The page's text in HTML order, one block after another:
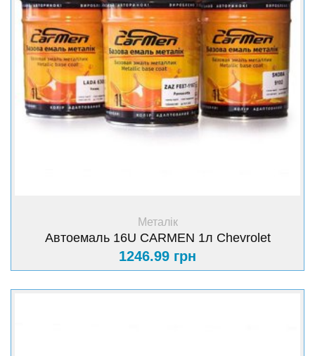
+ Купити
Металік
Автоемаль 16U CARMEN 1л Chevrolet
1246.99 грн